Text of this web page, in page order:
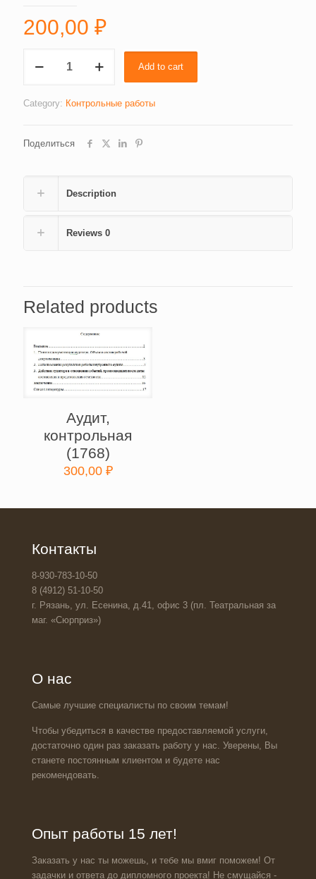
200,00 ₽
(4653)
Add to cart
Category: Контрольные работы
Поделиться
Description
Reviews 0
Related products
Аудит,
контрольная
(1768)
300,00 ₽
Контакты
8-930-783-10-50
8 (4912) 51-10-50
г. Рязань, ул. Есенина, д.41, офис 3 (пл. Театральная за
маг. «Сюрприз»)
О нас
Самые лучшие специалисты по своим темам!
Чтобы убедиться в качестве предоставляемой услуги,
достаточно один раз заказать работу у нас. Уверены, Вы
станете постоянным клиентом и будете нас
рекомендовать.
Опыт работы 15 лет!
Заказать у нас ты можешь, и тебе мы вмиг поможем! От
задачки и ответа до дипломного проекта! Не смущайся -